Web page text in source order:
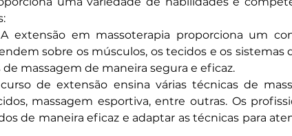
extensão em massoterapia proporciona um
sobre os músculos, os tecidos e os
massagem de maneira segura e eficaz.
de extensão ensina várias técnicas de
massagem esportiva, entre outras. Os
de maneira eficaz e adaptar as técnicas para